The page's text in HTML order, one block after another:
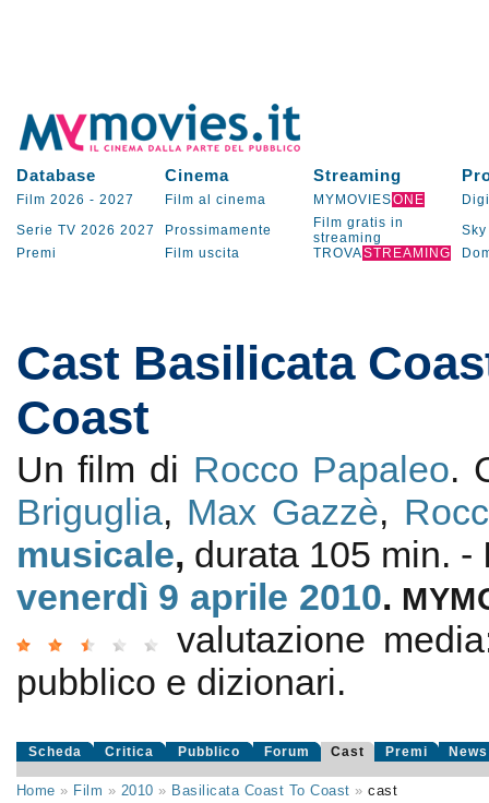
Database Cinema Streaming
Film 2026 - 2027 Film al cinema MYMOVIESONE
Serie TV 2026 2027 Prossimamente
Film gratis in
streaming
Sky
Premi
Film uscita TROVASTREAMING
Cast Basilicata
Coast
Un film di Rocco Papaleo.
Briguglia, Max Gazzè,
musicale, durata 105 min.
venerdì 9 aprile 2010.
valutazione
pubblico e dizionari.
Scheda Critica Pubblico Forum Cast Premi News
Home » Film » 2010 » Basilicata Coast To Coast »cast